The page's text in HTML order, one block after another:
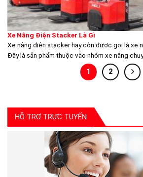
Xe Nâng Điện Stacker Là Gì
Xe nâng điện stacker hay còn được gọi là xe
Đây là sản phẩm thuộc vào nhóm xe nâng
1 2
HỖ TRỢ TRỰC TUYẾN